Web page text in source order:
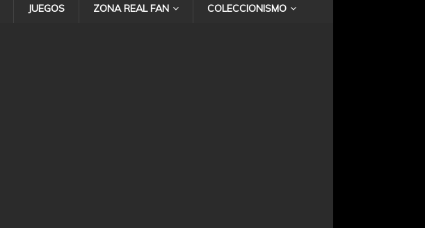
JUEGOS ZONA REAL FAN COLECCIONISMO